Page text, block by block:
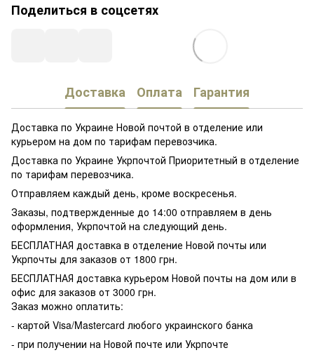
Поделиться в соцсетях
Доставка Оплата Гарантия
Доставка по Украине Новой почтой в отделение или
курьером на дом по тарифам перевозчика.
Доставка по Украине Укрпочтой Приоритетный в отделение
по тарифам перевозчика.
Отправляем каждый день, кроме воскресенья.
Заказы, подтвержденные до 14:00 отправляем в день
оформления, Укрпочтой на следующий день.
БЕСПЛАТНАЯ доставка в отделение Новой почты или
Укрпочты для заказов от 1800 грн.
БЕСПЛАТНАЯ доставка курьером Новой почты на дом или в
офис для заказов от 3000 грн.
Заказ можно оплатить:
- картой Visa/Mastercard любого украинского банка
- при получении на Новой почте или Укрпочте